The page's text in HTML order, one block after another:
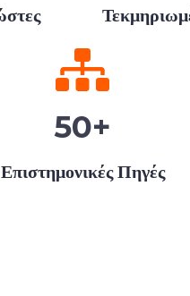
50+
Επιστημονικές Πηγές